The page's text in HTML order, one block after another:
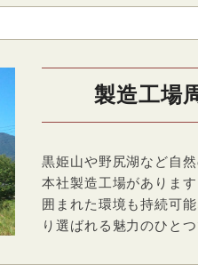
製造工場
黒姫山や野尻湖など自
本社製造工場がありま
囲まれた環境も持続可
り選ばれる魅力のひとつ